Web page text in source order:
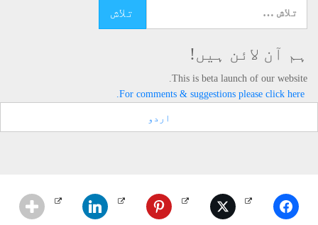
ہم آن لائن ہیں!
This is beta launch of our website.
For comments & suggestions please click here.
اردو